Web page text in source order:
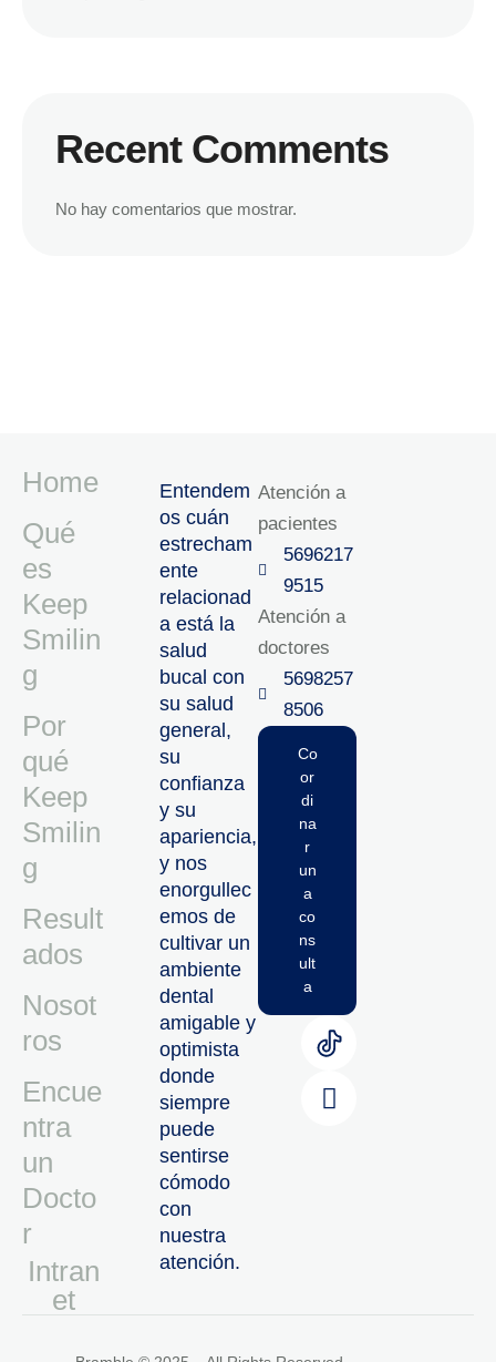
Recent Comments
No hay comentarios que mostrar.
Home
Qué
es
Keep
Smilin
g
Por
qué
Keep
Smilin
g
Result
ados
Nosot
ros
Encue
ntra
un
Docto
r
Intran
Et
Entendem
os cuán
estrecham
ente
relacionad
a está la
salud
bucal con
su salud
general,
su
confianza
y su
apariencia,
y nos
enorgullec
emos de
cultivar un
ambiente
dental
amigable y
optimista
donde
siempre
puede
sentirse
cómodo
con
nuestra
atención.
Atención a
pacientes
5696217
9515‬
Atención a
doctores
5698257
8506‬
Co
or
di
na
r
un
a
co
ns
ult
a